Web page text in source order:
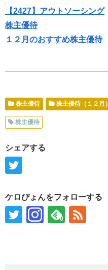
【2427】アウトソーシング
株主優待
１２月のおすすめ株主優待
株主優待 株主優待（１２月）
株主優待
シェアする
ケロぴょんをフォローする
0